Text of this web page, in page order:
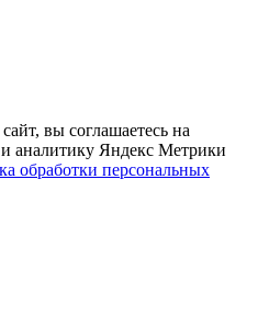
вы соглашаетесь на
и аналитику Яндекс Метрики
обработки персональных